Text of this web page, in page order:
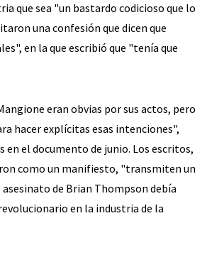
que sea "un bastardo codicioso que lo
una confesión que dicen que
en la que escribió que "tenía que
eran obvias por sus actos, pero
hacer explícitas esas intenciones",
en el documento de junio. Los escritos,
como un manifiesto, "transmiten un
asesinato de Brian Thompson debía
en la industria de la